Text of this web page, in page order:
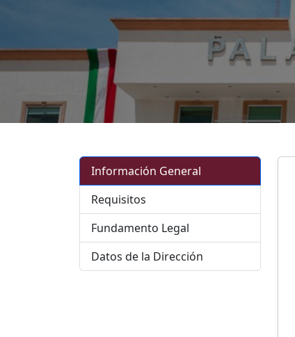
Información General
Requisitos
Fundamento Legal
Datos de la Dirección